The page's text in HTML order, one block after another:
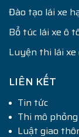
Đào tạo lái xe
Bổ túc lái xe ô
Luyện thi lái xe
LIÊN KẾT
Tin tức
Thi mô
Luật giao